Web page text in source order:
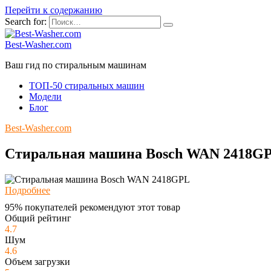
Перейти к содержанию
Search for:
Best-Washer.com
Ваш гид по стиральным машинам
ТОП-50 стиральных машин
Модели
Блог
Best-Washer.com
Стиральная машина Bosch WAN
Подробнее
95% покупателей рекомендуют этот товар
Общий рейтинг
4.7
Шум
4.6
Объем загрузки